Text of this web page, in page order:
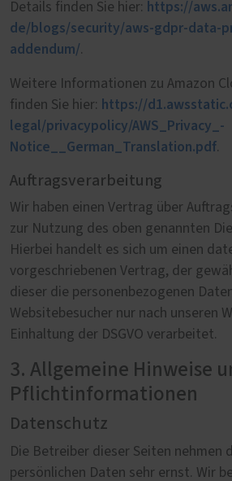
Details finden Sie hier: https://
de/blogs/security/­aws-gdpr-data-
addendum/.
Weitere Informationen zu Amazon
finden Sie hier: https://
legal/privacypolicy/­AWS_Privacy_­
Notice__German_Translation.pdf.
Auftragsverarbeitung
Wir haben einen Vertrag über
zur Nutzung des oben genannten
Hierbei handelt es sich um einen
vorgeschriebenen Vertrag, der
dieser die personenbezogenen
Websitebesucher nur nach unseren
Einhaltung der DSGVO verarbeitet.
3. Allgemeine Hinweise
Pflichtinformationen
Datenschutz
Die Betreiber dieser Seiten nehmen
persönlichen Daten sehr ernst. Wir